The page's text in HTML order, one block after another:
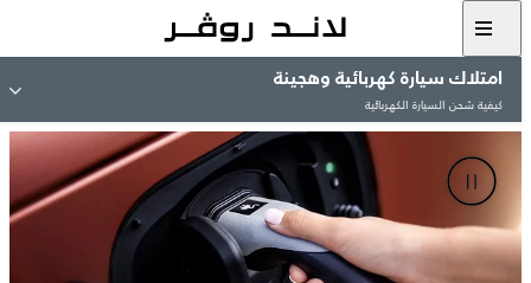
امتلاك سيارة كهربائية وهجينة
كيفية شحن السيارة الكهربائية